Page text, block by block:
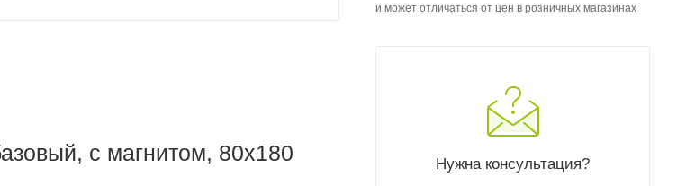
с магнитом, 80x180
и может отличаться от цен в розничных магазинах
Нужна консультация?